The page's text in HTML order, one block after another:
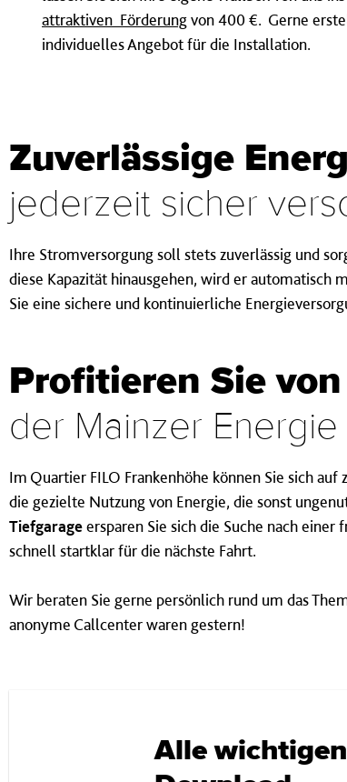
attraktiven Förderungvon 400 €. Gerne
individuelles Angebot für die Installation.
Zuverlässige
jederzeit sicher
Ihre Stromversorgung soll stets zuverlässig und
diese Kapazität hinausgehen, wird er automatisch
Sie eine sichere und kontinuierliche
Profitieren Sie
der Mainzer Energie
Im Quartier FILO Frankenhöhe können Sie sich auf
die gezielte Nutzung von Energie, die sonst
Tiefgarageersparen Sie sich die Suche nach einer
schnell startklar für die nächste Fahrt.
Wir beraten Sie gerne persönlich rund um das
anonyme Callcenter waren gestern!
Alle